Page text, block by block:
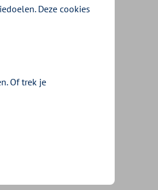
Deze cookies
Of trek je